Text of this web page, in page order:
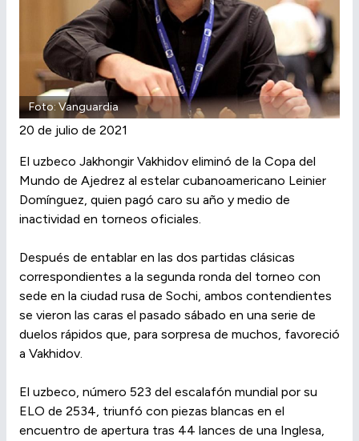
Foto: Vanguardia
20 de julio de 2021
El uzbeco Jakhongir Vakhidov eliminó de la Copa del
Mundo de Ajedrez al estelar cubanoamericano Leinier
Domínguez, quien pagó caro su año y medio de
inactividad en torneos oficiales.
Después de entablar en las dos partidas clásicas
correspondientes a la segunda ronda del torneo con
sede en la ciudad rusa de Sochi, ambos contendientes
se vieron las caras el pasado sábado en una serie de
duelos rápidos que, para sorpresa de muchos, favoreció
a Vakhidov.
El uzbeco, número 523 del escalafón mundial por su
ELO de 2534, triunfó con piezas blancas en el
encuentro de apertura tras 44 lances de una Inglesa,